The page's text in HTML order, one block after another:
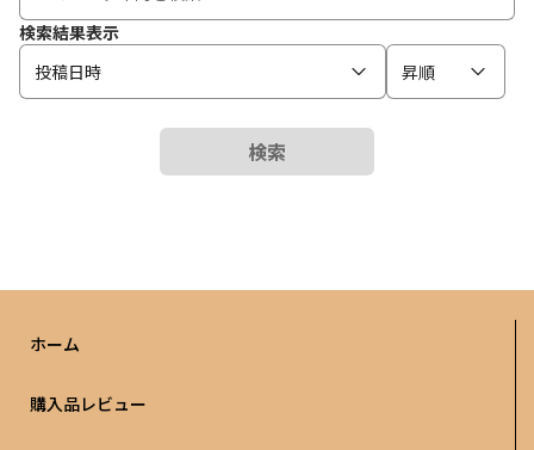
検索結果表示
投稿日時
昇順
検索
ホーム
購入品レビュー